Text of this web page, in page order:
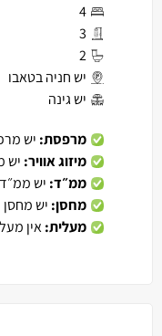
4
3
2
יש חניה בטאבו
יש גינה
מרפסת: יש
מיזוג אוויר: יש
ממ״ד: יש ממ״ד
מחסן: יש מחסן
מעלית:אין